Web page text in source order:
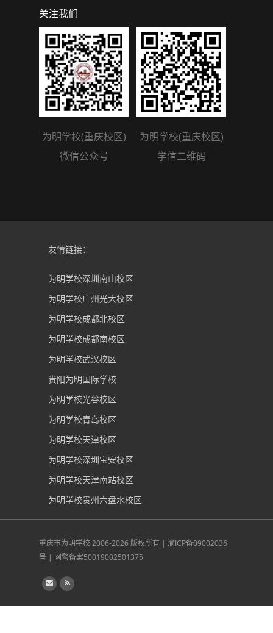
关注我们
为明学校(重庆校区)
微信公众号
为明学校(重庆校区)
学信二维码
友情链接：
为明学校深圳南山校区
为明学校广州光大校区
为明学校成都北校区
为明学校成都南校区
为明学校武汉校区
贵阳为明国际学校
为明学校光谷校区
为明学校青岛校区
为明学校天津校区
为明学校深圳宝安校区
为明学校天津南站校区
为明学校贵州六盘水校区
重庆市为明学校2006-2026 版权所有 | 渝ICP备09002036
号 | 网警备案50019002501375